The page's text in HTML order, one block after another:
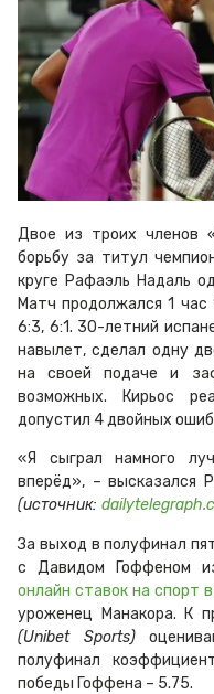
Двое из троих членов
борьбу за титул
круге Рафаэль Надаль
Матч продолжался 1
6:3, 6:1. 30-летний
навылет, сделал одну
на своей подаче и
возможных. Кирьос
допустил 4 двойных
«Я сыграл намного
вперёд», – высказался
(источник:
За выход в полуфинал
с Давидом Гоффеном
онлайн ставок на спорт
уроженец Манакора. К
(Unibet Sports)
полуфинал
победы Гоффена – 5.75.